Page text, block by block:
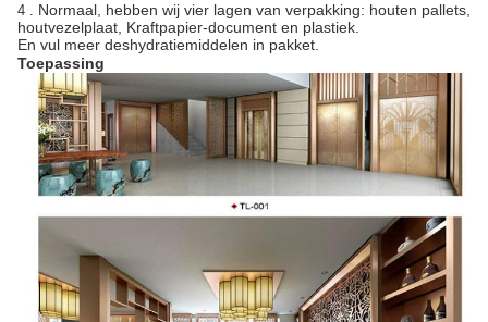
4 . Normaal, hebben wij vier lagen van verpakking: houten pallets,
houtvezelplaat, Kraftpapier-document en plastiek.
En vul meer deshydratiemiddelen in pakket.
Toepassing